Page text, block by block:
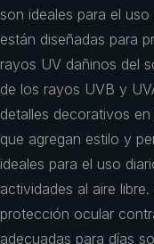
son ideales para el
están diseñadas para
rayos UV dañinos del
de los rayos UVB y
detalles decorativos
que agregan estilo y
ideales para el uso
actividades al aire
protección ocular
adecuadas para días